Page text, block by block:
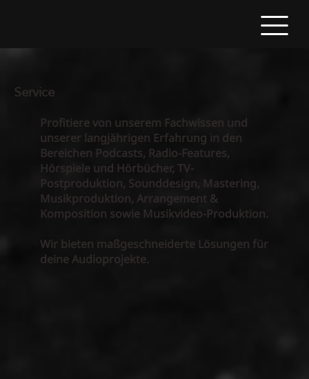
Service
Profitiere von unserem Fachwissen und
unserer langjährigen Erfahrung in den
Bereichen Podcasts, Radio-Features,
Hörspiele und Hörbücher, TV-
Postproduktion, Sounddesign, Mastering,
Musikproduktion, Arrangement &
Komposition sowie Musikvideo-Produktion.
Wir bieten maßgeschneiderte Lösungen für
deine Audioprojekte.